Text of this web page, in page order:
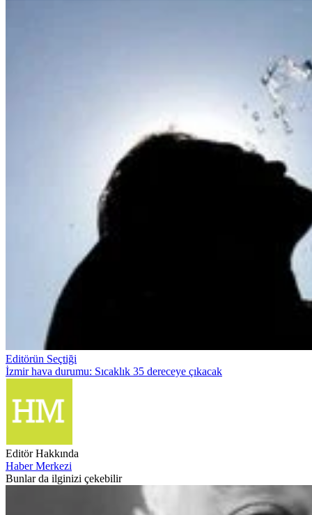
Editörün Seçtiği
İzmir hava durumu: Sıcaklık 35 dereceye çıkacak
Editör Hakkında
Haber Merkezi
Bunlar da ilginizi çekebilir